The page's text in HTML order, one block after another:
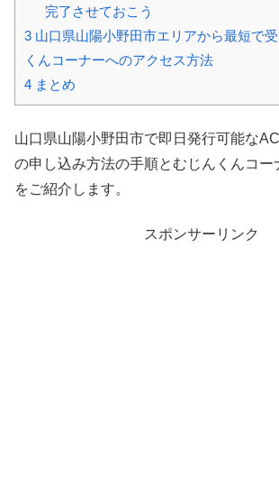
完了させておこう
3 山口県山陽小野田市エリアから最短で
くんコーナーへのアクセス方法
4 まとめ
山口県山陽小野田市で即日発行可能な
の申し込み方法の手順とむじんくんコー
をご紹介します。
スポンサーリンク